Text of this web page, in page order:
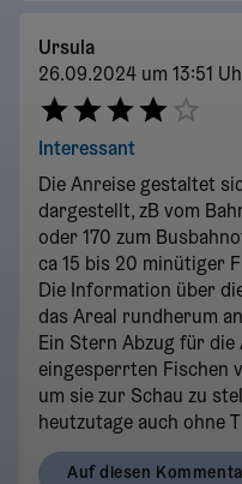
Ursula
26.09.2024 um 13:51
Interessant
Die Anreise gestaltet
dargestellt, zB vom
oder 170 zum
ca 15 bis 20 minütiger
Die Information über
das Areal rundherum
Ein Stern Abzug für die
eingesperrten Fischen
um sie zur Schau zu
heutzutage auch ohne
Auf diesen